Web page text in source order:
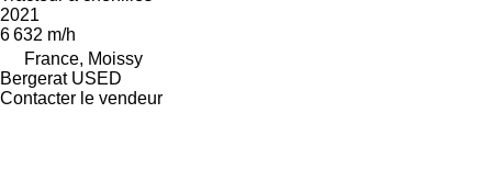
2021
6 632 m/h
France, Moissy
Bergerat USED
Contacter le vendeur